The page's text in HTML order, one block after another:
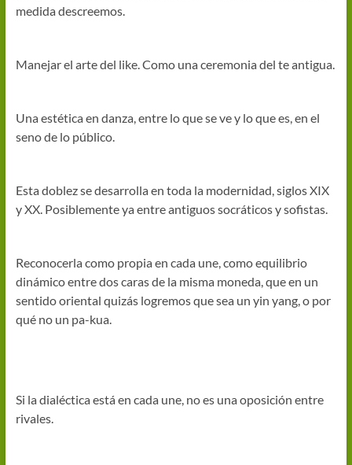
medida descreemos.
Manejar el arte del like. Como una ceremonia del te antigua.
Una estética en danza, entre lo que se ve y lo que es, en el
seno de lo público.
Esta doblez se desarrolla en toda la modernidad, siglos XIX
y XX. Posiblemente ya entre antiguos socráticos y sofistas.
Reconocerla como propia en cada une, como equilibrio
dinámico entre dos caras de la misma moneda, que en un
sentido oriental quizás logremos que sea un yin yang, o por
qué no un pa-kua.
Si la dialéctica está en cada une, no es una oposición entre
rivales.